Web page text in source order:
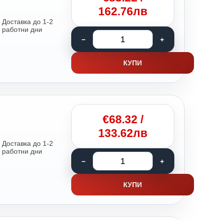
Доставка до 1-2
работни дни
162.76лв
КУПИ
Доставка до 1-2
работни дни
€68.32 /
133.62лв
КУПИ